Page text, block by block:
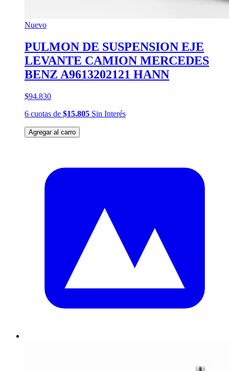
Nuevo
PULMON DE SUSPENSION EJE
LEVANTE CAMION MERCEDES
BENZ A9613202121 HANN
$94.830
6 cuotas de $15.805 Sin Interés
Agregar al carro